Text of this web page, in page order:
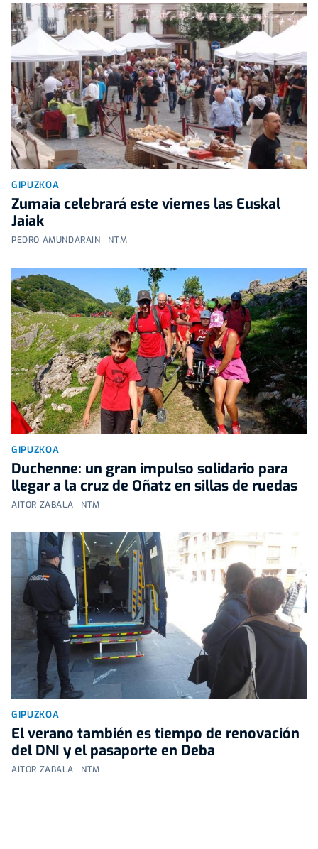
GIPUZKOA
Zumaia celebrará este viernes las Euskal
Jaiak
PEDRO AMUNDARAIN | NTM
GIPUZKOA
Duchenne: un gran impulso solidario para
llegar a la cruz de Oñatz en sillas de ruedas
AITOR ZABALA | NTM
GIPUZKOA
El verano también es tiempo de renovación
del DNI y el pasaporte en Deba
AITOR ZABALA | NTM